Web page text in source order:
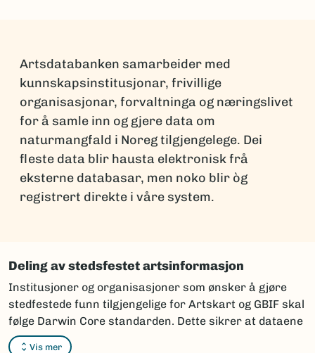
Artsdatabanken samarbeider med
kunnskapsinstitusjonar, frivillige
organisasjonar, forvaltninga og næringslivet
for å samle inn og gjere data om
naturmangfald i Noreg tilgjengelege. Dei
fleste data blir hausta elektronisk frå
eksterne databasar, men noko blir òg
registrert direkte i våre system.
Deling av stedsfestet artsinformasjon
Vis mer
Institusjoner og organisasjoner som ønsker å gjøre
stedfestede funn tilgjengelige for Artskart og GBIF skal
følge Darwin Core standarden. Dette sikrer at dataene
kan integreres og vises korrekt i karttjenestene.